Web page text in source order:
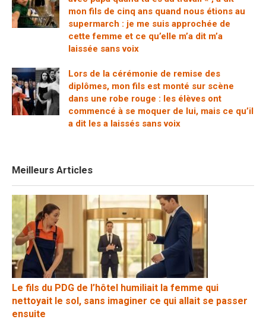
mon fils de cinq ans quand nous étions au
supermarch : je me suis approchée de
cette femme et ce qu’elle m’a dit m’a
laissée sans voix
Lors de la cérémonie de remise des
diplômes, mon fils est monté sur scène
dans une robe rouge : les élèves ont
commencé à se moquer de lui, mais ce qu’il
a dit les a laissés sans voix
Meilleurs Articles
Le fils du PDG de l’hôtel humiliait la femme qui
nettoyait le sol, sans imaginer ce qui allait se passer
ensuite